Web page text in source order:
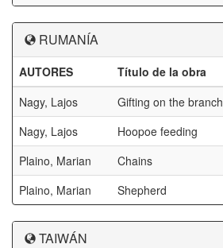
RUMANÍA
AUTORES Título de la obra
Nagy, Lajos
Gifting on the branch
Nagy, Lajos
Hoopoe feeding
Plaino, Marian
Chains
Plaino, Marian
Shepherd
TAIWÁN